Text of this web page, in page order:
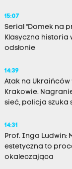
15:07
Serial "Domek na
Klasyczna historia
odsłonie
14:39
Atak na Ukraińców
Krakowie.
sieć, policja szuka
14:31
Prof. Inga Ludwin:
estetyczna to
okaleczająca